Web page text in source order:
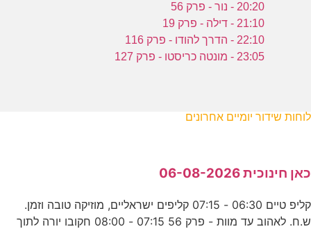
20:20 - נור - פרק 56
21:10 - דילה - פרק 19
22:10 - הדרך להודו - פרק 116
23:05 - מונטה כריסטו - פרק 127
לוחות שידור יומיים אחרונים
כאן חינוכית 06-08-2026
קליפ טיים 06:30 - 07:15 קליפים ישראליים, מוזיקה טובה וזמן.
ש.ח. לאהוב עד מוות - פרק 56 07:15 - 08:00 חקובו יורה לתוך